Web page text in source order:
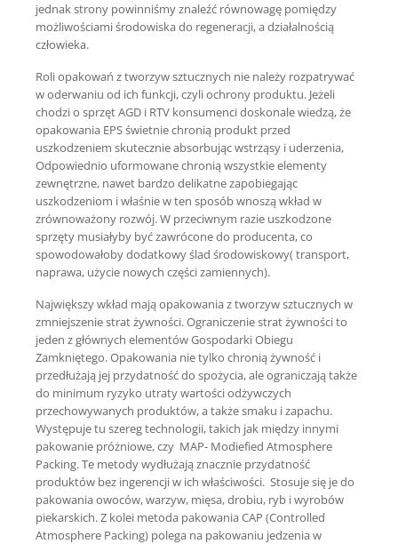
jednak strony powinniśmy znaleźć równowagę pomiędzy
możliwościami środowiska do regeneracji, a działalnością
człowieka.
Roli opakowań z tworzyw sztucznych nie należy rozpatrywać
w oderwaniu od ich funkcji, czyli ochrony produktu. Jeżeli
chodzi o sprzęt AGD i RTV konsumenci doskonale wiedzą, że
opakowania EPS świetnie chronią produkt przed
uszkodzeniem skutecznie absorbując wstrząsy i uderzenia,
Odpowiednio uformowane chronią wszystkie elementy
zewnętrzne, nawet bardzo delikatne zapobiegając
uszkodzeniom i właśnie w ten sposób wnoszą wkład w
zrównoważony rozwój. W przeciwnym razie uszkodzone
sprzęty musiałyby być zawrócone do producenta, co
spowodowałoby dodatkowy ślad środowiskowy( transport,
naprawa, użycie nowych części zamiennych).
Największy wkład mają opakowania z tworzyw sztucznych w
zmniejszenie strat żywności. Ograniczenie strat żywności to
jeden z głównych elementów Gospodarki Obiegu
Zamkniętego. Opakowania nie tylko chronią żywność i
przedłużają jej przydatność do spożycia, ale ograniczają także
do minimum ryzyko utraty wartości odżywczych
przechowywanych produktów, a także smaku i zapachu.
Występuje tu szereg technologii, takich jak między innymi
pakowanie próżniowe, czy MAP- Modiefied Atmosphere
Packing. Te metody wydłużają znacznie przydatność
produktów bez ingerencji w ich właściwości. Stosuje się je do
pakowania owoców, warzyw, mięsa, drobiu, ryb i wyrobów
piekarskich. Z kolei metoda pakowania CAP (Controlled
Atmosphere Packing) polega na pakowaniu jedzenia w